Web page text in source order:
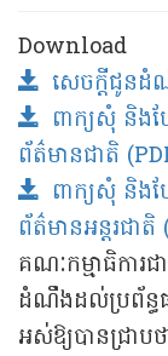
Download
សេចក្ដីជូនដំ
ពាក្យសុំ និង
ព័ត៌មានជាតិ
ពាក្យសុំ និង
ព័ត៌មានអន្តរជាតិ
គណៈកម្មាធិការ
ដំណឹងដល់ប្រព័ន្ធផ្
អស់ឱ្យបានជ្រាប